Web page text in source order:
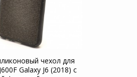
чехол для
Galaxy J6 (2018) с